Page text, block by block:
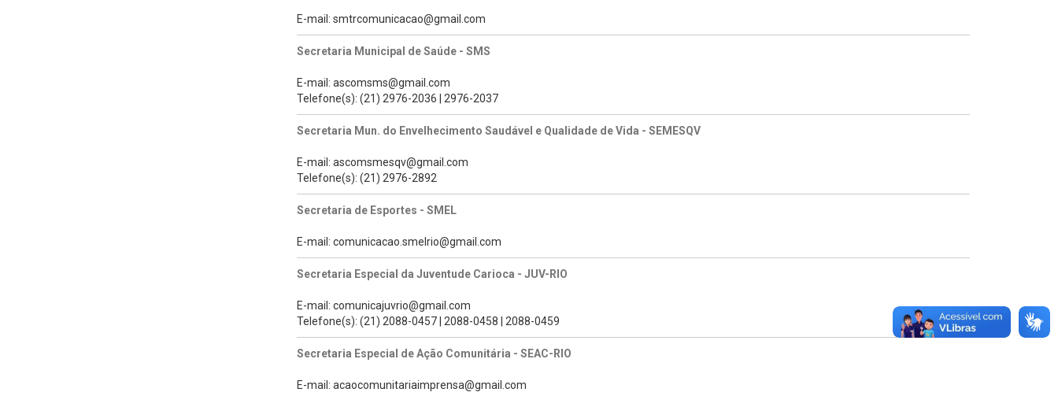
E-mail: smtrcomunicacao@gmail.com
Secretaria Municipal de Saúde - SMS
E-mail: ascomsms@gmail.com
Telefone(s): (21) 2976-2036 | 2976-2037
Secretaria Mun. do Envelhecimento Saudável e Qualidade de Vida - SEMESQV
E-mail: ascomsmesqv@gmail.com
Telefone(s): (21) 2976-2892
Secretaria de Esportes - SMEL
E-mail: comunicacao.smelrio@gmail.com
Secretaria Especial da Juventude Carioca - JUV-RIO
E-mail: comunicajuvrio@gmail.com
Telefone(s): (21) 2088-0457 | 2088-0458 | 2088-0459
Secretaria Especial de Ação Comunitária - SEAC-RIO
E-mail: acaocomunitariaimprensa@gmail.com